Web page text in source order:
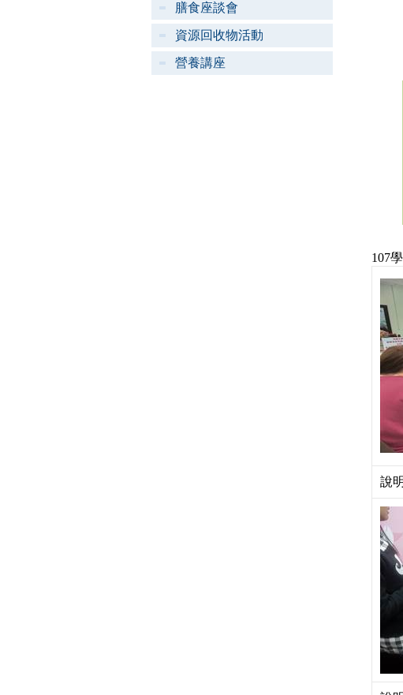
膳食座談會
資源回收物活動
營養講座
107
說